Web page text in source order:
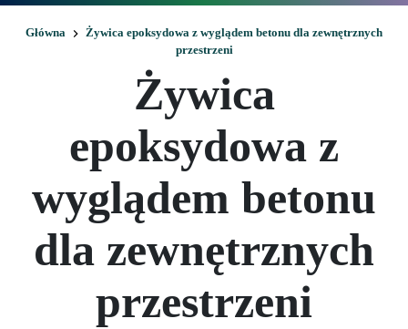
Główna
Żywica epoksydowa z wyglądem betonu dla zewnętrznych
przestrzeni
Żywica
epoksydowa z
wyglądem betonu
dla zewnętrznych
przestrzeni